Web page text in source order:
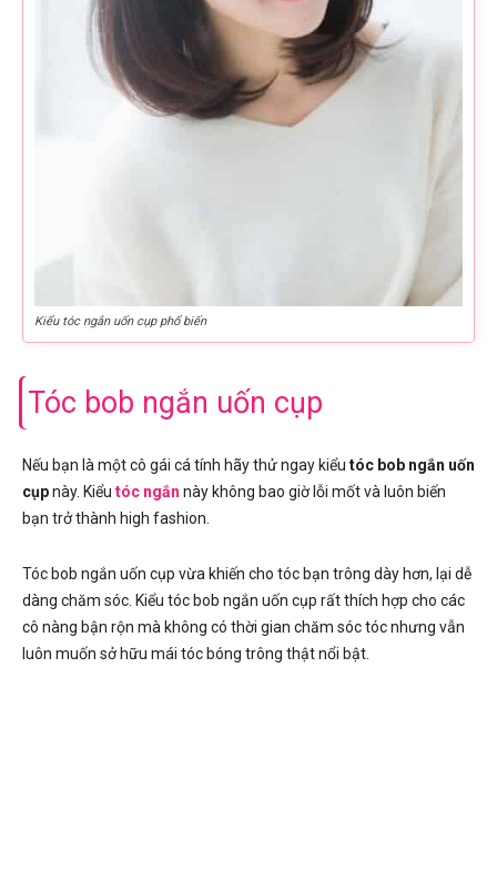
Kiểu tóc ngắn uốn cụp phổ biến
Tóc bob ngắn uốn cụp
Nếu bạn là một cô gái cá tính hãy thử ngay kiểu tóc bob ngắn uốn
cụpnày. Kiểu tóc ngắn này không bao giờ lỗi mốt và luôn biến
bạn trở thành high fashion.
Tóc bob ngắn uốn cụp vừa khiến cho tóc bạn trông dày hơn, lại dễ
dàng chăm sóc. Kiểu tóc bob ngắn uốn cụp rất thích hợp cho các
cô nàng bận rộn mà không có thời gian chăm sóc tóc nhưng vẫn
luôn muốn sở hữu mái tóc bóng trông thật nổi bật.